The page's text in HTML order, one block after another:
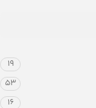
19
53
16